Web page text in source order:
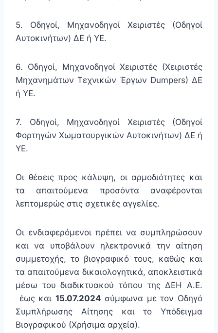
5. Οδηγοί, Μηχανοδηγοί Χειριστές (Οδηγοί
Αυτοκινήτων) ΔΕ ή ΥΕ.
6. Οδηγοί, Μηχανοδηγοί Χειριστές (Χειριστές
Μηχανημάτων Τεχνικών Έργων Dumpers) ΔΕ
ή ΥΕ.
7. Οδηγοί, Μηχανοδηγοί Χειριστές (Οδηγοί
Φορτηγών Χωματουργικών Αυτοκινήτων) ΔΕ ή
ΥΕ.
Οι θέσεις προς κάλυψη, οι αρμοδιότητες και
τα απαιτούμενα προσόντα αναφέρονται
λεπτομερώς στις σχετικές αγγελίες.
Οι ενδιαφερόμενοι πρέπει να συμπληρώσουν
και να υποβάλουν ηλεκτρονικά την αίτηση
συμμετοχής, το βιογραφικό τους, καθώς και
τα απαιτούμενα δικαιολογητικά, αποκλειστικά
μέσω του διαδικτυακού τόπου της ΔΕΗ Α.Ε.
έως και 15.07.2024 σύμφωνα με τον Οδηγό
Συμπλήρωσης Αίτησης και το Υπόδειγμα
Βιογραφικού (Χρήσιμα αρχεία).